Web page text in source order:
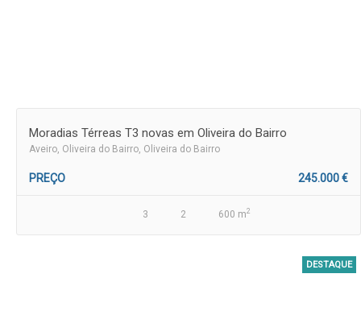
Moradias Térreas T3 novas em Oliveira do Bairro
Aveiro , Oliveira do Bairro, Oliveira do Bairro
PREÇO 245.000 €
3 2 600 m2
DESTAQUE